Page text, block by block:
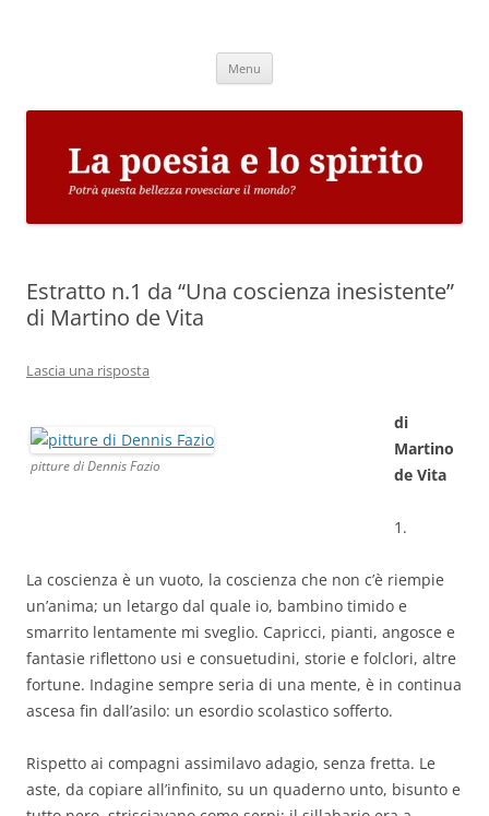
Menu
Estratto n.1 da “Una coscienza inesistente”
di Martino de Vita
Lascia una risposta
pitture di Dennis Fazio
di
Martino
de Vita
1.
La coscienza è un vuoto, la coscienza che non c’è riempie
un’anima; un letargo dal quale io, bambino timido e
smarrito lentamente mi sveglio. Capricci, pianti, angosce e
fantasie riflettono usi e consuetudini, storie e folclori, altre
fortune. Indagine sempre seria di una mente, è in continua
ascesa fin dall’asilo: un esordio scolastico sofferto.
Rispetto ai compagni assimilavo adagio, senza fretta. Le
aste, da copiare all’infinito, su un quaderno unto, bisunto e